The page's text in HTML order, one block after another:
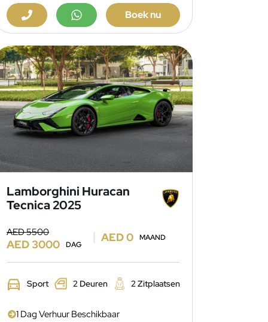
Boek nu
Lamborghini Huracan
Tecnica 2025
AED 5500
AED 3000 DAG
AED 0 MAAND
Sport 2 Deuren 2 Zitplaatsen
1 Dag Verhuur Beschikbaar